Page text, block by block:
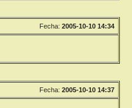
Fecha: 2005-10-10 14:34
Fecha: 2005-10-10 14:37